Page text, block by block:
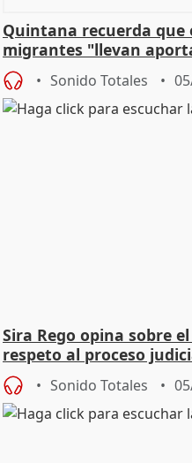
Quintana recuerda que
migrantes "llevan
central
Sonido Totales
Sira Rego opina sobre
respeto al proceso
Sonido Totales